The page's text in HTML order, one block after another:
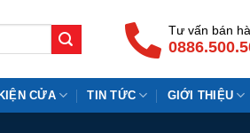
Tư vấn bán
CỬA TIN TỨC GIỚI THIỆU